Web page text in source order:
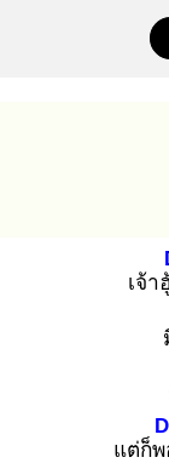
เจ้า
แต่ก็พ
D